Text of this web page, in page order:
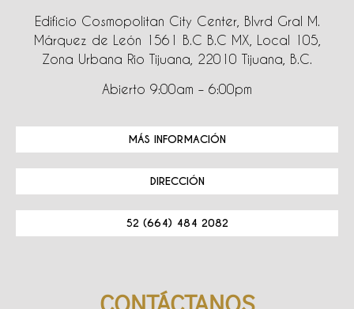
Edificio Cosmopolitan City Center, Blvrd Gral M.
Márquez de León 1561 B.C B.C MX, Local 105,
Zona Urbana Rio Tijuana, 22010 Tijuana, B.C.
Abierto 9:00am – 6:00pm
MÁS INFORMACIÓN
DIRECCIÓN
52 (664) 484 2082